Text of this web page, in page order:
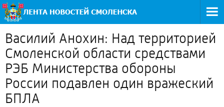
Василий Анохин: Над территорией
Смоленской области средствами
РЭБ Министерства обороны
России подавлен один вражеский
БПЛА